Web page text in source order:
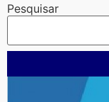
Pesquisar